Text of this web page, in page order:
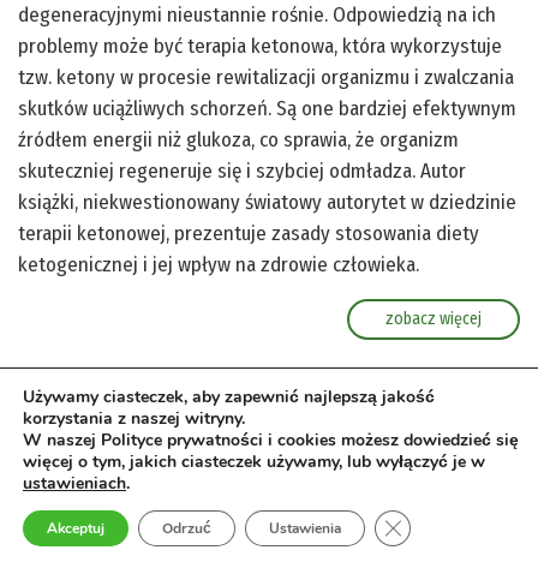
degeneracyjnymi nieustannie rośnie. Odpowiedzią na ich
problemy może być terapia ketonowa, która wykorzystuje
tzw. ketony w procesie rewitalizacji organizmu i zwalczania
skutków uciążliwych schorzeń. Są one bardziej efektywnym
źródłem energii niż glukoza, co sprawia, że organizm
skuteczniej regeneruje się i szybciej odmładza. Autor
książki, niekwestionowany światowy autorytet w dziedzinie
terapii ketonowej, prezentuje zasady stosowania diety
ketogenicznej i jej wpływ na zdrowie człowieka.
zobacz więcej
Używamy ciasteczek, aby zapewnić najlepszą jakość
korzystania z naszej witryny.
W naszej Polityce prywatności i cookies możesz dowiedzieć się
więcej o tym, jakich ciasteczek używamy, lub wyłączyć je w
ustawieniach.
Akceptuj Odrzuć Ustawienia Zamknij panel